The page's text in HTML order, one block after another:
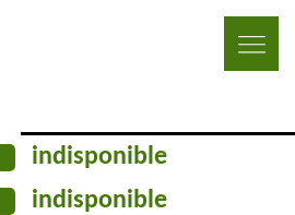
indisponible
indisponible